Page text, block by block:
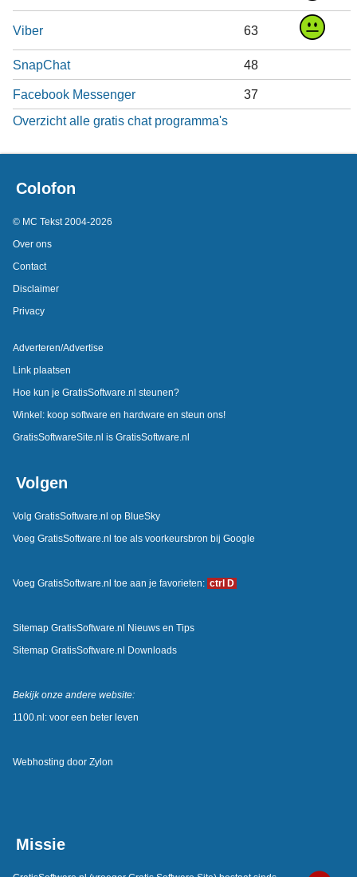
Viber 63
SnapChat 48
Facebook Messenger
37
Overzicht alle gratis chat programma's
Colofon
© MC Tekst 2004-2026
Over ons
Contact
Disclaimer
Privacy
Adverteren/Advertise
Link plaatsen
Hoe kun je GratisSoftware.nl steunen?
Winkel: koop software en hardware en steun ons!
GratisSoftwareSite.nl is GratisSoftware.nl
Volgen
Volg GratisSoftware.nl op BlueSky
Voeg GratisSoftware.nl toe als voorkeursbron bij Google
Voeg GratisSoftware.nl toe aan je favorieten: ctrl D
Sitemap GratisSoftware.nl Nieuws en Tips
Sitemap GratisSoftware.nl Downloads
Bekijk onze andere website:
1100.nl: voor een beter leven
Webhosting door Zylon
Missie